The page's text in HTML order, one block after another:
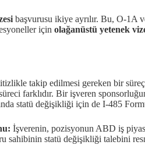
başvurusu ikiye ayrılır. Bu, O-1A
için olağanüstü yetenek
takip edilmesi gereken bir
farklıdır. Bir işveren
statü değişikliği için de I-485
İşverenin, pozisyonun ABD iş
sahibinin statü değişikliği talebini